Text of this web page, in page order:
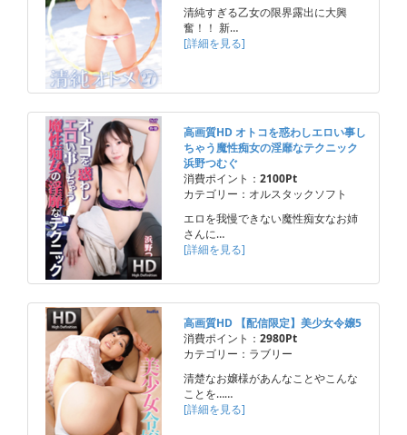
清純すぎる乙女の限界露出に大興
奮！！ 新…
[詳細を見る]
高画質HD オトコを惑わしエロい事し
ちゃう魔性痴女の淫靡なテクニック
浜野つむぐ
消費ポイント： 2100Pt
カテゴリー：オルスタックソフト
エロを我慢できない魔性痴女なお姉
さんに…
[詳細を見る]
高画質HD 【配信限定】美少女令嬢5
消費ポイント： 2980Pt
カテゴリー：ラブリー
清楚なお嬢様があんなことやこんな
ことを……
[詳細を見る]